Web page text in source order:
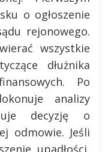
o ogłoszenie
rejonowego.
wszystkie
dłużnika
Po
analizy
decyzję o
odmowie. Jeśli
upadłości,